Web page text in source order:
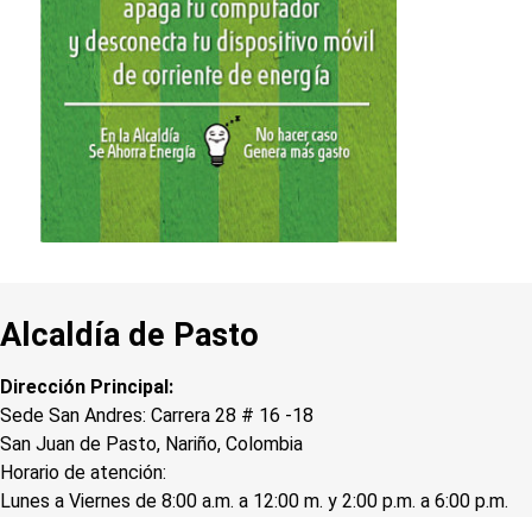
Alcaldía de Pasto
Dirección Principal:
Sede San Andres: Carrera 28 # 16 -18
San Juan de Pasto, Nariño, Colombia
Horario de atención:
Lunes a Viernes de 8:00 a.m. a 12:00 m. y 2:00 p.m. a 6:00 p.m.